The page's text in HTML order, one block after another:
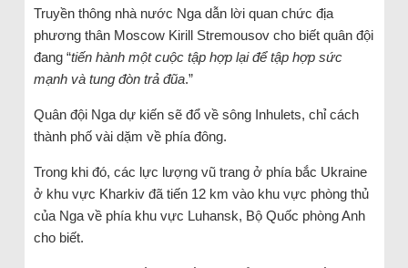
Truyền thông nhà nước Nga dẫn lời quan chức địa
phương thân Moscow Kirill Stremousov cho biết quân đội
đang “tiến hành một cuộc tập hợp lại để tập hợp sức
mạnh và tung đòn trả đũa.”
Quân đội Nga dự kiến ​​sẽ đổ về sông Inhulets, chỉ cách
thành phố vài dặm về phía đông.
Trong khi đó, các lực lượng vũ trang ở phía bắc Ukraine
ở khu vực Kharkiv đã tiến 12 km vào khu vực phòng thủ
của Nga về phía khu vực Luhansk, Bộ Quốc phòng Anh
cho biết.